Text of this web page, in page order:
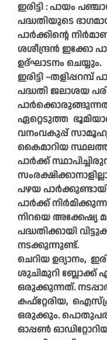
ഇരിട്ടി : പായം
പദ്ധതിയുടെ
പാർക്കിന്റെ
ശശീന്ദ്രൻ ഇക്കോ
ഉദ്‌ഘാടനം ചെയ്യും.
ഇരിട്ടി
പദ്ധതി ജലാശയ
പാർക്കൊരുങ്ങുന്നത്‌.
ഏറ്റെടുത്ത
വനംവകുപ്പ്‌
കൈമാറിയ സ്ഥലത്ത്‌
പാർക്ക്
പഴയ
പാർക്ക്‌
നിറയെ അക്കേഷ്യ
പദ്ധതിക്കായി
നടക്കുന്നുണ്ട്‌.
ചെറിയ ഉദ്യാനം,
ശുചിമുറി ബ്ലോക്ക്‌
ഒരുക്കുന്നത്‌.
കഫ്‌റ്റേരിയ,
ഒരുക്കും.
ഓപ്പൺ